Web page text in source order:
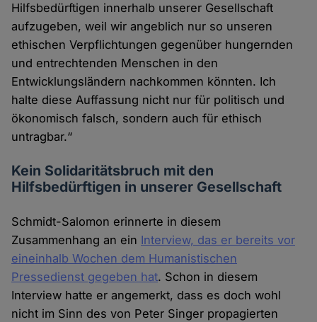
Hilfsbedürftigen innerhalb unserer Gesellschaft
aufzugeben, weil wir angeblich nur so unseren
ethischen Verpflichtungen gegenüber hungernden
und entrechtenden Menschen in den
Entwicklungsländern nachkommen könnten. Ich
halte diese Auffassung nicht nur für politisch und
ökonomisch falsch, sondern auch für ethisch
untragbar.“
Kein Solidaritätsbruch mit den
Hilfsbedürftigen in unserer Gesellschaft
Schmidt-Salomon erinnerte in diesem
Zusammenhang an ein Interview, das er bereits vor
eineinhalb Wochen dem Humanistischen
Pressedienst gegeben hat. Schon in diesem
Interview hatte er angemerkt, dass es doch wohl
nicht im Sinn des von Peter Singer propagierten